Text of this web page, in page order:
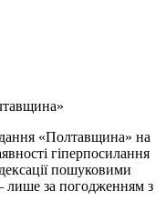
«Полтавщина» на
гіперпосилання
пошуковими
лише за погодженням з